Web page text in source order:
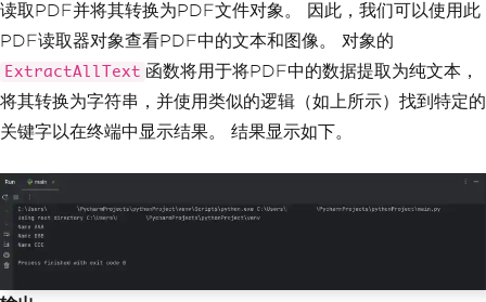
读取PDF并将其转换为PDF文件对象。 因此，我们可以使用此
PDF读取器对象查看PDF中的文本和图像。 对象的
ExtractAllText 函数将用于将PDF中的数据提取为纯文本，
将其转换为字符串，并使用类似的逻辑（如上所示）找到特定的
关键字以在终端中显示结果。 结果显示如下。